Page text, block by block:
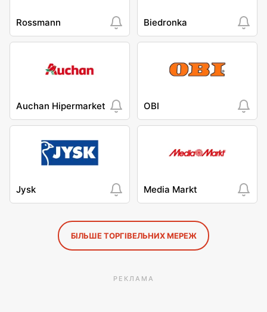
Rossmann Biedronka
Auchan Hipermarket OBI
Jysk Media Markt
БІЛЬШЕ ТОРГІВЕЛЬНИХ МЕРЕЖ
РЕКЛАМА